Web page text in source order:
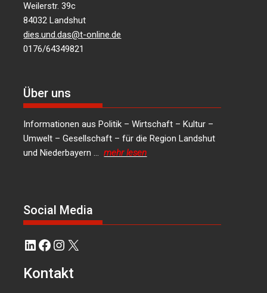
Weilerstr. 39c
84032 Landshut
dies.und.das@t-online.de
0176/64349821
Über uns
Informationen aus Politik – Wirtschaft – Kultur –
Umwelt – Gesellschaft – für die Region Landshut
und Niederbayern …mehr lesen
Social Media
LinkedIn
Facebook
Instagram
X
Kontakt